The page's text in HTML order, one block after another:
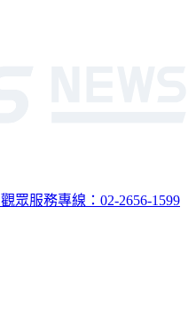
觀眾服務專線：02-2656-1599